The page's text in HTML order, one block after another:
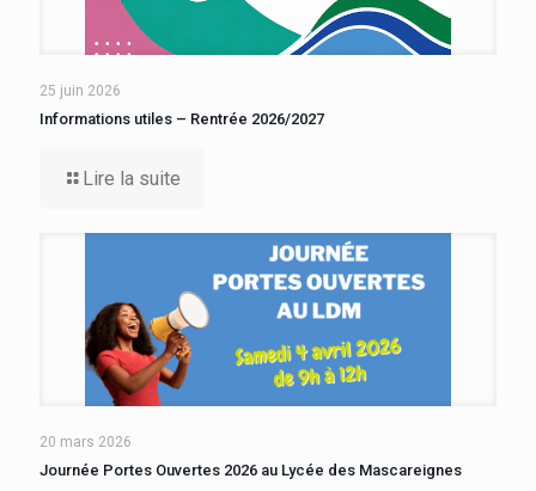
25 juin 2026
Informations utiles – Rentrée 2026/2027
Lire la suite
20 mars 2026
Journée Portes Ouvertes 2026 au Lycée des Mascareignes